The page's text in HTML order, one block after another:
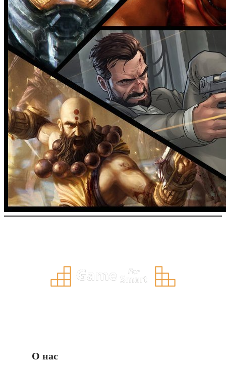
О нас